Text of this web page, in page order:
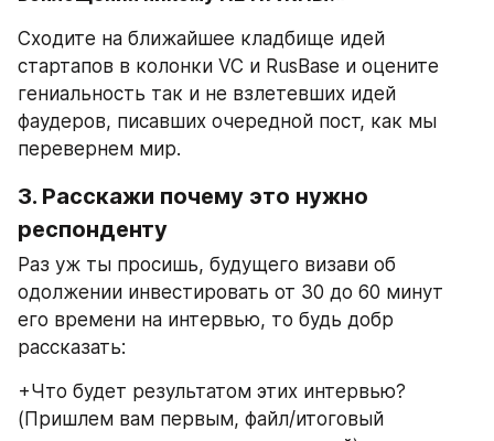
Сходите на ближайшее кладбище идей
стартапов в колонки VC и RusBase и оцените
гениальность так и не взлетевших идей
фаудеров, писавших очередной пост, как мы
перевернем мир.
3. Расскажи почему это нужно
респонденту
Раз уж ты просишь, будущего визави об
одолжении инвестировать от 30 до 60 минут
его времени на интервью, то будь добр
рассказать:
+Что будет результатом этих интервью?
(Пришлем вам первым, файл/итоговый